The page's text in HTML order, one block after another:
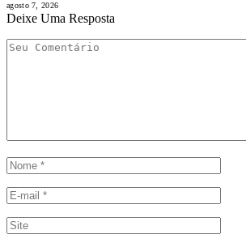
agosto 7, 2026
Deixe Uma Resposta